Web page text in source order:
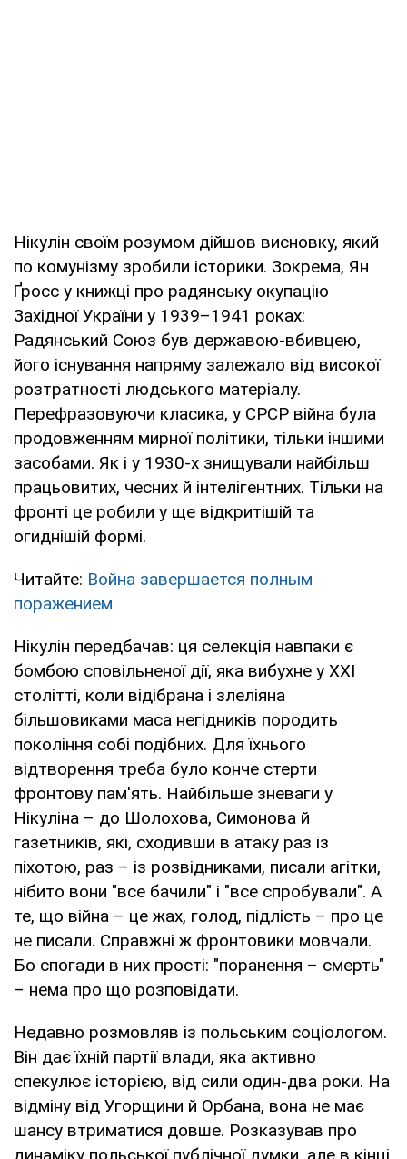
Нікулін своїм розумом дійшов висновку, який
по комунізму зробили історики. Зокрема, Ян
Ґросс у книжці про радянську окупацію
Західної України у 1939–1941 роках:
Радянський Союз був державою-вбивцею,
його існування напряму залежало від високої
розтратності людського матеріалу.
Перефразовуючи класика, у СРСР війна була
продовженням мирної політики, тільки іншими
засобами. Як і у 1930-х знищували найбільш
працьовитих, чесних й інтелігентних. Тільки на
фронті це робили у ще відкритішій та
огиднішій формі.
Читайте: Война завершается полным
поражением
Нікулін передбачав: ця селекція навпаки є
бомбою сповільненої дії, яка вибухне у ХХІ
столітті, коли відібрана і злеліяна
більшовиками маса негідників породить
покоління собі подібних. Для їхнього
відтворення треба було конче стерти
фронтову пам'ять. Найбільше зневаги у
Нікуліна – до Шолохова, Симонова й
газетників, які, сходивши в атаку раз із
піхотою, раз – із розвідниками, писали агітки,
нібито вони "все бачили" і "все спробували". А
те, що війна – це жах, голод, підлість – про це
не писали. Справжні ж фронтовики мовчали.
Бо спогади в них прості: "поранення – смерть"
– нема про що розповідати.
Недавно розмовляв із польським соціологом.
Він дає їхній партії влади, яка активно
спекулює історією, від сили один-два роки. На
відміну від Угорщини й Орбана, вона не має
шансу втриматися довше. Розказував про
динаміку польської публічної думки, але в кінці